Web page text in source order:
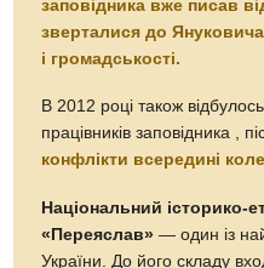
заповідника вже писав
зверталися до
і громадськості.
В 2012 році також
працівників заповідника ,
конфлікти всередині
Національний історико-
«Переяслав» — один із
України. До його складу